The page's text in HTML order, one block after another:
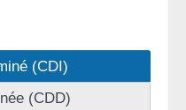
(CDI)
(CDD)